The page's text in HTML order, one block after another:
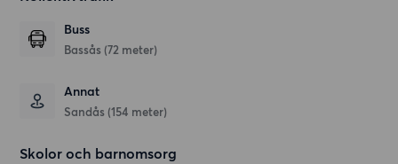
Buss
Bassås (72 meter)
Annat
Sandås (154 meter)
Skolor och barnomsorg